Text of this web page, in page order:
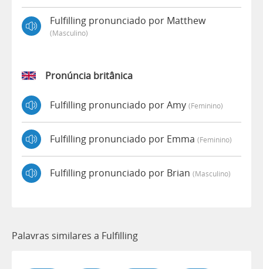
Fulfilling pronunciado por Matthew
(masculino)
Pronúncia britânica
Fulfilling pronunciado por Amy (feminino)
Fulfilling pronunciado por Emma (feminino)
Fulfilling pronunciado por Brian (masculino)
Palavras similares a Fulfilling